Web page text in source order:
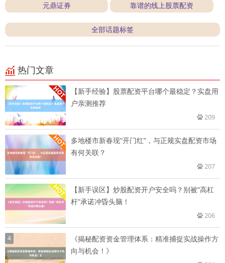
元鼎证券 靠谱的线上股票配资
全部话题标签
热门文章
【新手经验】股票配资平台哪个最稳定？实盘用
户亲测推荐
209
多地楼市新春现“开门红”，与正规实盘配资市场
有何关联？
207
【新手误区】炒股配资开户安全吗？别被“高杠
杆”承诺冲昏头脑！
206
4
《揭秘配资资金管理体系：精准捕捉实战操作方
向与机会！》